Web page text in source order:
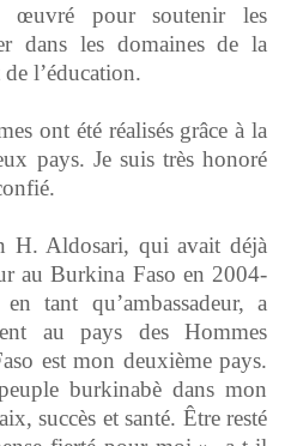
œuvré pour soutenir les
dans les domaines de la
l’éducation.
ont été réalisés grâce à la
pays. Je suis très honoré
H. Aldosari, qui avait déjà
au Burkina Faso en 2004-
tant qu’ambassadeur, a
au pays des Hommes
est mon deuxième pays.
burkinabè dans mon
succès et santé. Être resté